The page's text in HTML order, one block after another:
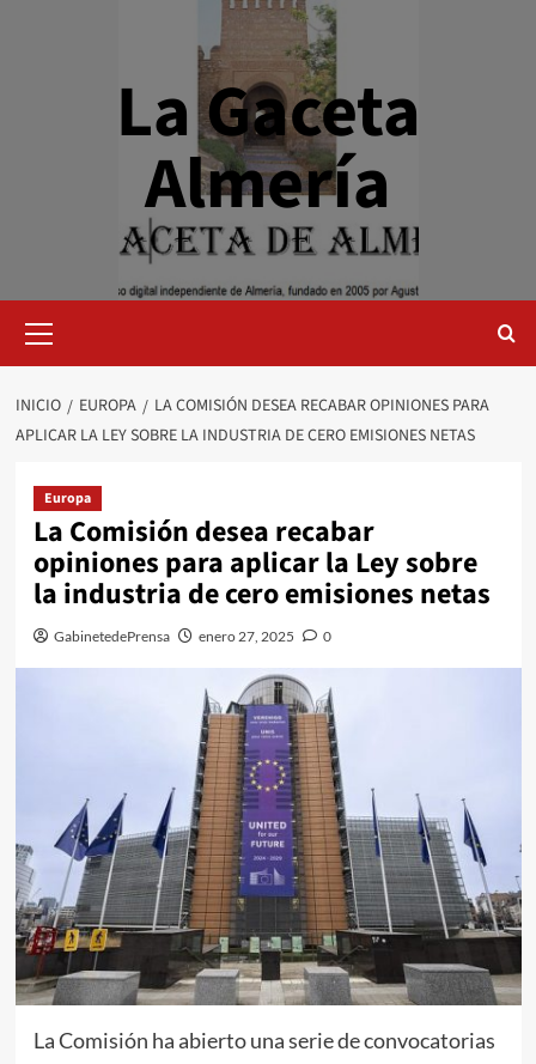
La Gaceta
Almería
primario
INICIO EUROPA
LA COMISIÓN DESEA RECABAR OPINIONES PARA
APLICAR LA LEY SOBRE LA INDUSTRIA DE CERO EMISIONES NETAS
Europa
La Comisión desea recabar
opiniones para aplicar la Ley sobre
la industria de cero emisiones netas
GabinetedePrensa enero 27, 2025 0
La Comisión ha abierto una serie de convocatorias